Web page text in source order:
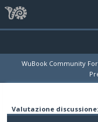
WuBook Community
Valutazione discussione: